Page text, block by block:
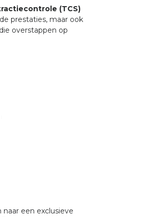
(TCS)
prestaties, maar ook
overstappen op
een exclusieve